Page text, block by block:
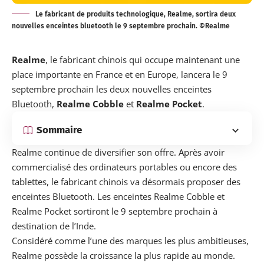
Le fabricant de produits technologique, Realme, sortira deux
nouvelles enceintes bluetooth le 9 septembre prochain. ©Realme
Realme, le fabricant chinois qui occupe maintenant une
place importante en France et en Europe, lancera le 9
septembre prochain les deux nouvelles enceintes
Bluetooth, Realme Cobble et Realme Pocket.
Sommaire
Realme continue de diversifier son offre. Après avoir
commercialisé des ordinateurs portables ou encore des
tablettes, le fabricant chinois va désormais proposer des
enceintes Bluetooth. Les enceintes Realme Cobble et
Realme Pocket sortiront le 9 septembre prochain à
destination de l’Inde.
Considéré comme l’une des marques les plus ambitieuses,
Realme possède la croissance la plus rapide au monde.